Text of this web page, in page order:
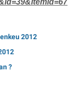
2012
?